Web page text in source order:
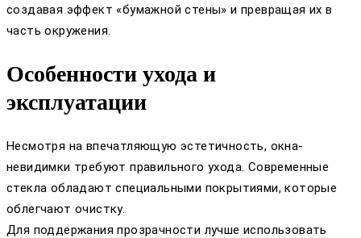
создавая эффект «бумажной стены» и превращая их в
часть окружения.
Особенности ухода и
эксплуатации
Несмотря на впечатляющую эстетичность, окна-
невидимки требуют правильного ухода. Современные
стекла обладают специальными покрытиями, которые
облегчают очистку.
Для поддержания прозрачности лучше использовать